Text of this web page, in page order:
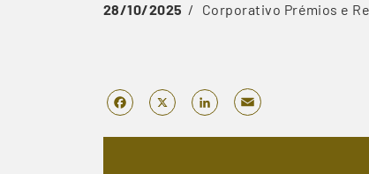
28/10/2025 Corporativo Prémios e
Facebook
X LinkedIn